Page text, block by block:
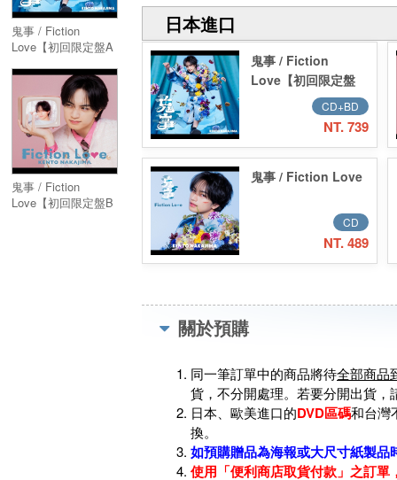
鬼事 / Fiction
Love【初回限定盤A
手の若君」盤】
(CD+DVD)
鬼事 / Fiction
Love【初回限定盤B
日本進口
鬼事 / Fiction
Love【初回限定盤
A : TVアニメ「逃げ
上手の若君」盤】
(CD+Blu-ray)
CD+BD
NT. 739
鬼事 / Fiction Love
CD
NT. 489
關於預購
同一筆訂單中的商品將待全部商品
貨，不分開處理。若要分開出貨，
日本、歐美進口的DVD區碼和台灣
換。
如預購贈品為海報或大尺寸紙製
使用「便利商店取貨付款」之訂